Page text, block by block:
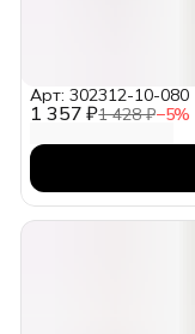
1 357 ₽1 428 ₽−5%
Арт: 302312-10-080